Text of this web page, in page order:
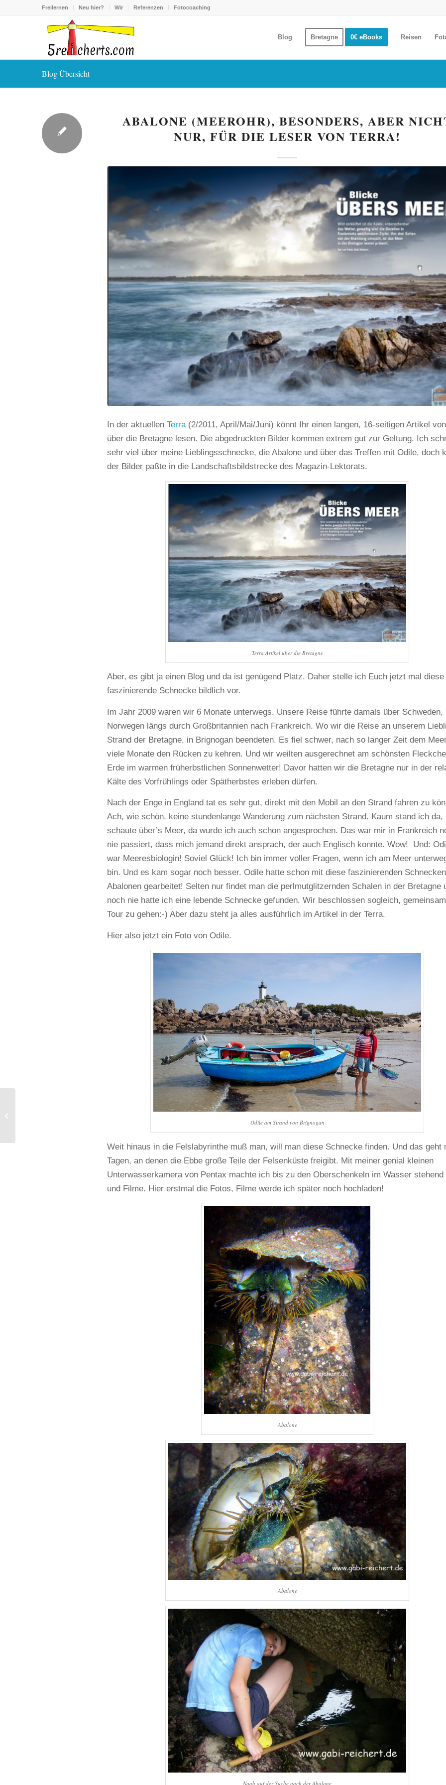
Freilernen Neu hier? Wir Referenzen Fotocoaching
Blog Bretagne 0€ eBooks Reisen
Blog Übersicht
ABALONE (MEEROHR), BESONDERS, ABER
NUR, FÜR DIE LESER VON TERRA!
In der aktuellen Terra (2/2011, April/Mai/Juni) könnt Ihr einen langen, 16-seitigen Artikel
über die Bretagne lesen. Die abgedruckten Bilder kommen extrem gut zur Geltung. Ich
sehr viel über meine Lieblingsschnecke, die Abalone und über das Treffen mit Odile, doch
der Bilder paßte in die Landschaftsbildstrecke des Magazin-Lektorats.
Terra Artikel über die Bretagne
Aber, es gibt ja einen Blog und da ist genügend Platz. Daher stelle ich Euch jetzt mal diese
faszinierende Schnecke bildlich vor.
Im Jahr 2009 waren wir 6 Monate unterwegs. Unsere Reise führte damals über Schweden,
Norwegen längs durch Großbritannien nach Frankreich. Wo wir die Reise an unserem
Strand der Bretagne, in Brignogan beendeten. Es fiel schwer, nach so langer Zeit dem
viele Monate den Rücken zu kehren. Und wir weilten ausgerechnet am schönsten
Erde im warmen früherbstlichen Sonnenwetter! Davor hatten wir die Bretagne nur in der
Kälte des Vorfrühlings oder Spätherbstes erleben dürfen.
Nach der Enge in England tat es sehr gut, direkt mit den Mobil an den Strand fahren zu
Ach, wie schön, keine stundenlange Wanderung zum nächsten Strand. Kaum stand ich da,
schaute über’s Meer, da wurde ich auch schon angesprochen. Das war mir in Frankreich
nie passiert, dass mich jemand direkt ansprach, der auch Englisch konnte. Wow! Und:
war Meeresbiologin! Soviel Glück! Ich bin immer voller Fragen, wenn ich am Meer
bin. Und es kam sogar noch besser. Odile hatte schon mit diese faszinierenden
Abalonen gearbeitet! Selten nur findet man die perlmutglitzernden Schalen in der Bretagne
noch nie hatte ich eine lebende Schnecke gefunden. Wir beschlossen sogleich,
Tour zu gehen:-) Aber dazu steht ja alles ausführlich im Artikel in der Terra.
Hier also jetzt ein Foto von Odile.
Odile am Strand von Brignogan
Weit hinaus in die Felslabyrinthe muß man, will man diese Schnecke finden. Und das geht
Tagen, an denen die Ebbe große Teile der Felsenküste freigibt. Mit meiner genial kleinen
Unterwasserkamera von Pentax machte ich bis zu den Oberschenkeln im Wasser stehend
und Filme. Hier erstmal die Fotos, Filme werde ich später noch hochladen!
Abalone
Abalone
Noah auf der Suche nach der Abalone